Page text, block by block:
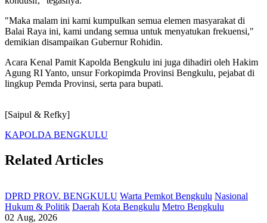
"Maka malam ini kami kumpulkan semua elemen masyarakat di
Balai Raya ini, kami undang semua untuk menyatukan frekuensi,"
demikian disampaikan Gubernur Rohidin.
Acara Kenal Pamit Kapolda Bengkulu ini juga dihadiri oleh Hakim
Agung RI Yanto, unsur Forkopimda Provinsi Bengkulu, pejabat di
lingkup Pemda Provinsi, serta para bupati.
[Saipul & Refky]
KAPOLDA BENGKULU
Related Articles
DPRD PROV. BENGKULU Warta Pemkot Bengkulu Nasional
Hukum & Politik Daerah Kota Bengkulu Metro Bengkulu
02 Aug, 2026